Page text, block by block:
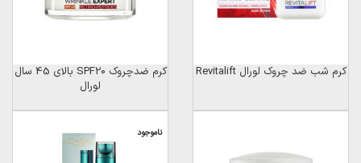
کرم شب ضد چروک لورال Revitalift
کرم ضدچروک SPF20 بالای 45 سال
لورال
ناموجود